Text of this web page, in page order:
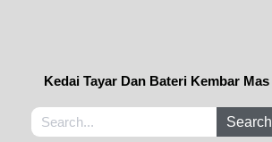
Kedai Tayar Dan Bateri Kembar Mas
Search